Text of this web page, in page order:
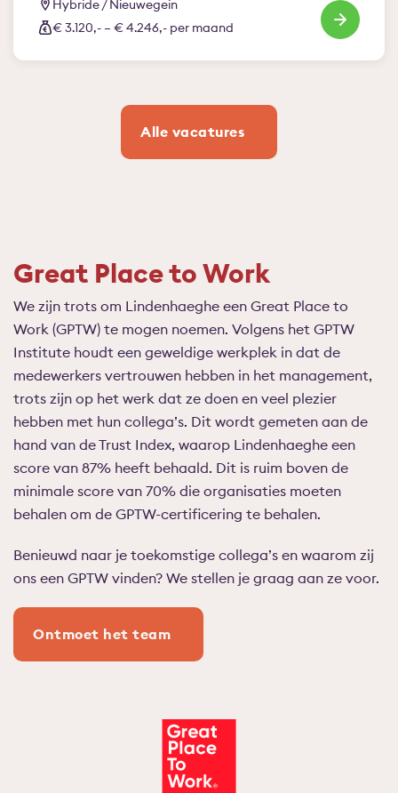
Hybride / Nieuwegein
€ 3.120,- – € 4.246,- per maand
Alle vacatures
Great Place to Work
We zijn trots om Lindenhaeghe een Great Place to
Work (GPTW) te mogen noemen. Volgens het GPTW
Institute houdt een geweldige werkplek in dat de
medewerkers vertrouwen hebben in het management,
trots zijn op het werk dat ze doen en veel plezier
hebben met hun collega’s. Dit wordt gemeten aan de
hand van de Trust Index, waarop Lindenhaeghe een
score van 87% heeft behaald. Dit is ruim boven de
minimale score van 70% die organisaties moeten
behalen om de GPTW-certificering te behalen.
Benieuwd naar je toekomstige collega’s en waarom zij
ons een GPTW vinden? We stellen je graag aan ze voor.
Ontmoet het team